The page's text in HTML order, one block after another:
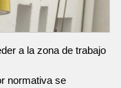
a la zona de trabajo
normativa se